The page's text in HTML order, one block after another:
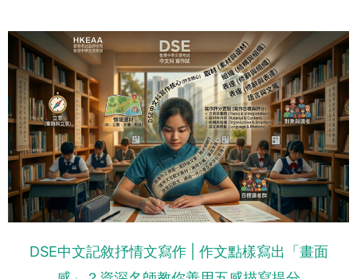
DSE中文記敘抒情文寫作 | 作文點樣寫出「畫面